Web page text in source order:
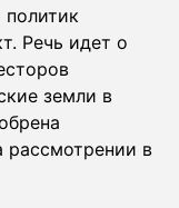
Речь идет о
земли в
рассмотрении в